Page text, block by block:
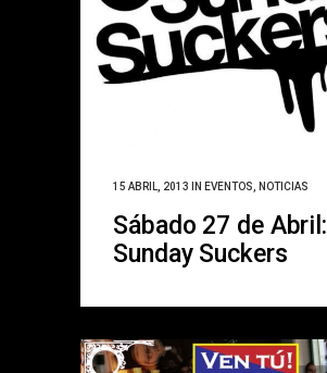
15 ABRIL, 2013 IN EVENTOS NOTICIAS
Sábado 27 de Abril:
Sunday Suckers